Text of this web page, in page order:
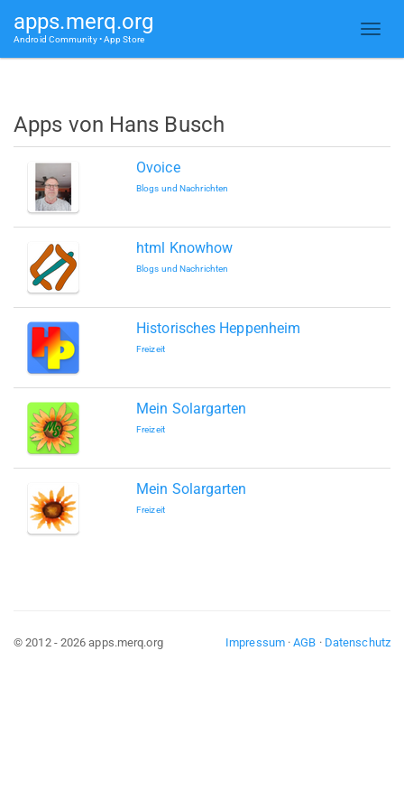
apps.merq.org
Android Community • App Store
Apps von Hans Busch
Ovoice
Blogs und Nachrichten
html Knowhow
Blogs und Nachrichten
Historisches Heppenheim
Freizeit
Mein Solargarten
Freizeit
Mein Solargarten
Freizeit
Impressum·AGB · Datenschutz
© 2012 - 2026 apps.merq.org